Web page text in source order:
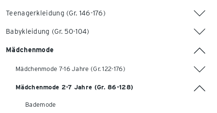
Teenagerkleidung (Gr. 146-176)
Babykleidung (Gr. 50-104)
Mädchenmode
Mädchenmode 7-16 Jahre (Gr. 122-176)
Mädchenmode 2-7 Jahre (Gr. 86-128)
Bademode